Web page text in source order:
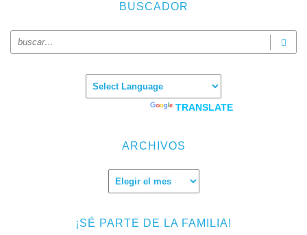
BUSCADOR
TRANSLATE
ARCHIVOS
Archivos
¡SÉ PARTE DE LA FAMILIA!